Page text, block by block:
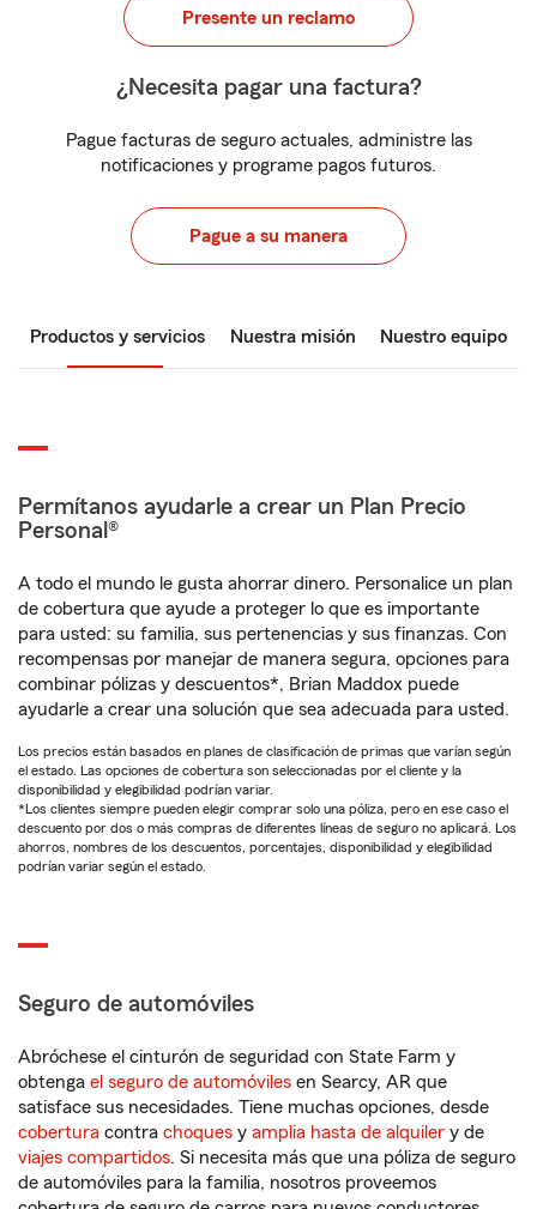
Presente un reclamo
¿Necesita pagar una factura?
Pague facturas de seguro actuales, administre las
notificaciones y programe pagos futuros.
Pague a su manera
Productos y servicios Nuestra misión Nuestro equipo
Permítanos ayudarle a crear un Plan Precio
Personal®
A todo el mundo le gusta ahorrar dinero. Personalice un plan
de cobertura que ayude a proteger lo que es importante
para usted: su familia, sus pertenencias y sus finanzas. Con
recompensas por manejar de manera segura, opciones para
combinar pólizas y descuentos*, Brian Maddox puede
ayudarle a crear una solución que sea adecuada para usted.
Los precios están basados en planes de clasificación de primas que varían según
el estado. Las opciones de cobertura son seleccionadas por el cliente y la
disponibilidad y elegibilidad podrían variar.
*Los clientes siempre pueden elegir comprar solo una póliza, pero en ese caso el
descuento por dos o más compras de diferentes líneas de seguro no aplicará. Los
ahorros, nombres de los descuentos, porcentajes, disponibilidad y elegibilidad
podrían variar según el estado.
Seguro de automóviles
Abróchese el cinturón de seguridad con State Farm y
obtenga el seguro de automóviles en Searcy, AR que
satisface sus necesidades. Tiene muchas opciones, desde
cobertura contra choques y amplia hasta de alquiler y de
viajes compartidos. Si necesita más que una póliza de seguro
de automóviles para la familia, nosotros proveemos